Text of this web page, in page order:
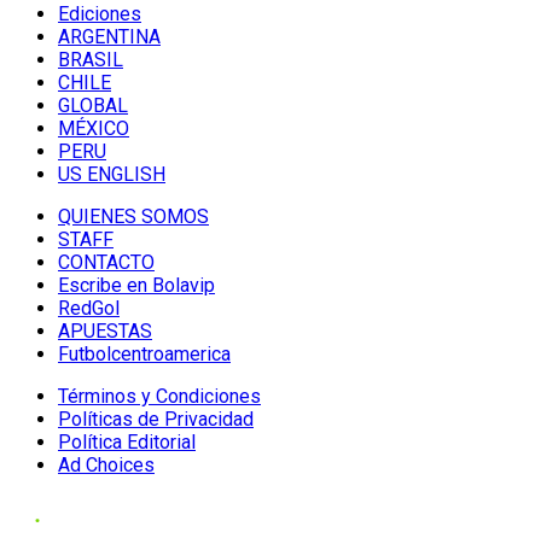
Ediciones
ARGENTINA
BRASIL
CHILE
GLOBAL
MÉXICO
PERU
US ENGLISH
QUIENES SOMOS
STAFF
CONTACTO
Escribe en Bolavip
RedGol
APUESTAS
Futbolcentroamerica
Términos y Condiciones
Políticas de Privacidad
Política Editorial
Ad Choices